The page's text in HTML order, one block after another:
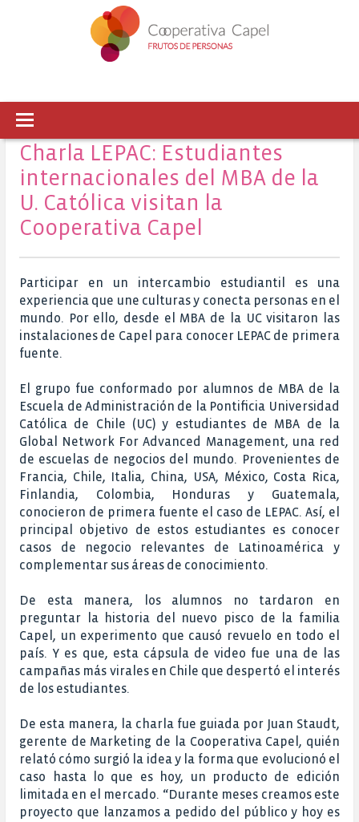
Charla LEPAC: Estudiantes
internacionales del MBA de la
U. Católica visitan la
Cooperativa Capel
Participar en un intercambio estudiantil es una
experiencia que une culturas y conecta personas en el
mundo. Por ello, desde el MBA de la UC visitaron las
instalaciones de Capel para conocer LEPAC de primera
fuente.
El grupo fue conformado por alumnos de MBA de la
Escuela de Administración de la Pontificia Universidad
Católica de Chile (UC) y estudiantes de MBA de la
Global Network For Advanced Management, una red
de escuelas de negocios del mundo. Provenientes de
Francia, Chile, Italia, China, USA, México, Costa Rica,
Finlandia, Colombia, Honduras y Guatemala,
conocieron de primera fuente el caso de LEPAC. Así, el
principal objetivo de estos estudiantes es conocer
casos de negocio relevantes de Latinoamérica y
complementar sus áreas de conocimiento.
De esta manera, los alumnos no tardaron en
preguntar la historia del nuevo pisco de la familia
Capel, un experimento que causó revuelo en todo el
país. Y es que, esta cápsula de video fue una de las
campañas más virales en Chile que despertó el interés
de los estudiantes.
De esta manera, la charla fue guiada por Juan Staudt,
gerente de Marketing de la Cooperativa Capel, quién
relató cómo surgió la idea y la forma que evolucionó el
caso hasta lo que es hoy, un producto de edición
limitada en el mercado. “Durante meses creamos este
proyecto que lanzamos a pedido del público y hoy es